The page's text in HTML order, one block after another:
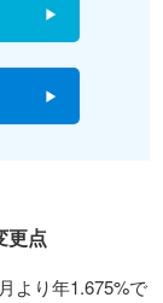
更点
より年1.675%で